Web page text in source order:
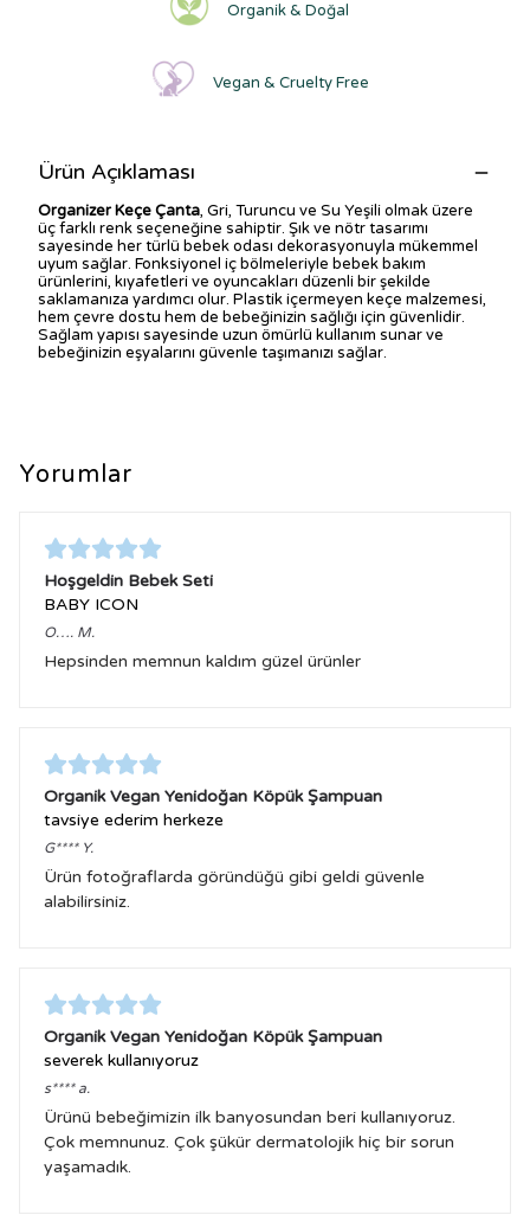
Organik & Doğal
Vegan & Cruelty Free
Ürün Açıklaması
Organizer Keçe Çanta, Gri, Turuncu ve Su Yeşili olmak üzere
üç farklı renk seçeneğine sahiptir. Şık ve nötr tasarımı
sayesinde her türlü bebek odası dekorasyonuyla mükemmel
uyum sağlar. Fonksiyonel iç bölmeleriyle bebek bakım
ürünlerini, kıyafetleri ve oyuncakları düzenli bir şekilde
saklamanıza yardımcı olur. Plastik içermeyen keçe malzemesi,
hem çevre dostu hem de bebeğinizin sağlığı için güvenlidir.
Sağlam yapısı sayesinde uzun ömürlü kullanım sunar ve
bebeğinizin eşyalarını güvenle taşımanızı sağlar.
Yorumlar
Hoşgeldin Bebek Seti
BABY ICON
O…. M.
Hepsinden memnun kaldım güzel ürünler
Organik Vegan Yenidoğan Köpük Şampuan
tavsiye ederim herkeze
G**** Y.
Ürün fotoğraflarda göründüğü gibi geldi güvenle
alabilirsiniz.
Organik Vegan Yenidoğan Köpük Şampuan
severek kullanıyoruz
s**** a.
Ürünü bebeğimizin ilk banyosundan beri kullanıyoruz.
Çok memnunuz. Çok şükür dermatolojik hiç bir sorun
yaşamadık.